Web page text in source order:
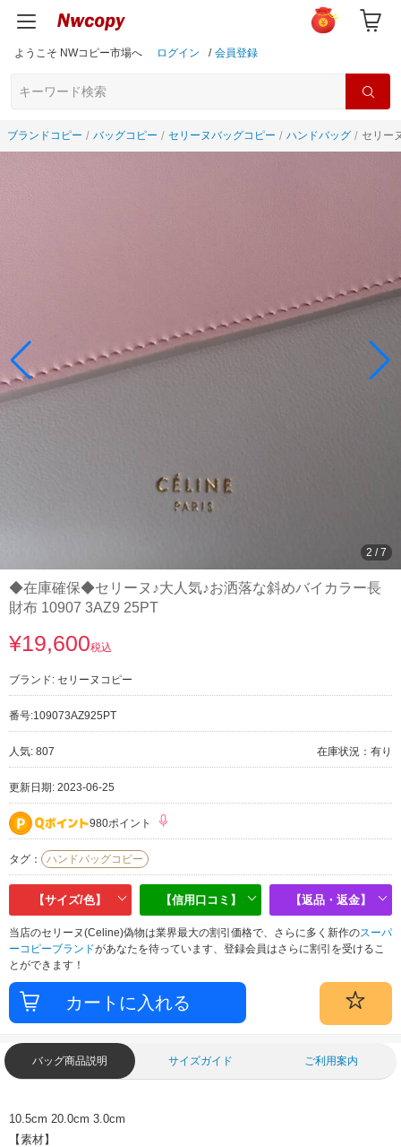
ようこそ NWコピー市場へ ログイン / 会員登録
ブランドコピー バッグコピー セリーヌバッグコピー ハンドバッグ セリー
3 /7
◆在庫確保◆セリーヌ♪大人気♪お洒落な斜めバイカラー長
財布 10907 3AZ9 25PT
¥19,600税込
ブランド: セリーヌコピー
番号:109073AZ925PT
人気: 807 在庫状況：有り
更新日期: 2023-06-25
980ポイント
タグ： ハンドバッグコピー
【サイズ/色】 【信用口コミ】 【返品・返金】
当店のセリーヌ(Celine)偽物は業界最大の割引価格で、さらに多く新作のスーパ
ーコピーブランドがあなたを待っています、登録会員はさらに割引を受けるこ
とができます！
バッグ商品説明 サイズガイド ご利用案内
10.5cm 20.0cm 3.0cm
【素材】